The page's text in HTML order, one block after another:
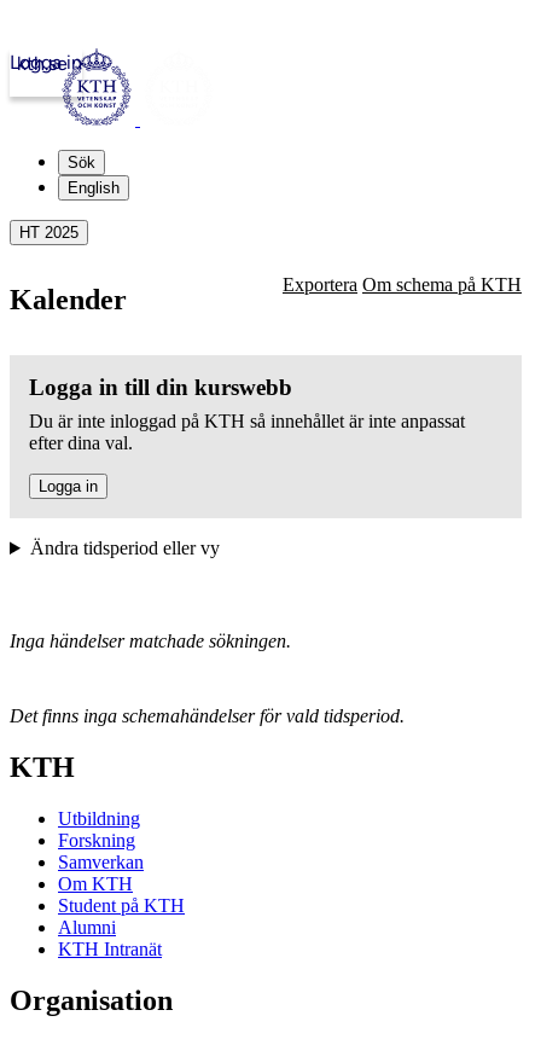
kth.se
Logga in
Sök
English
HT 2025
Kalender Exportera Om schema på KTH
Logga in till din kurswebb
Du är inte inloggad på KTH så innehållet är inte anpassat
efter dina val.
Logga in
Ändra tidsperiod eller vy
Inga händelser matchade sökningen.
Det finns inga schemahändelser för vald tidsperiod.
KTH
Utbildning
Forskning
Samverkan
Om KTH
Student på KTH
Alumni
KTH Intranät
Organisation